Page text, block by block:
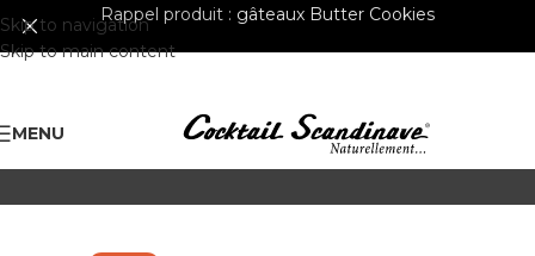
Skip to navigation
Skip to main content
Rappel produit : gâteaux Butter Cookies
MENU